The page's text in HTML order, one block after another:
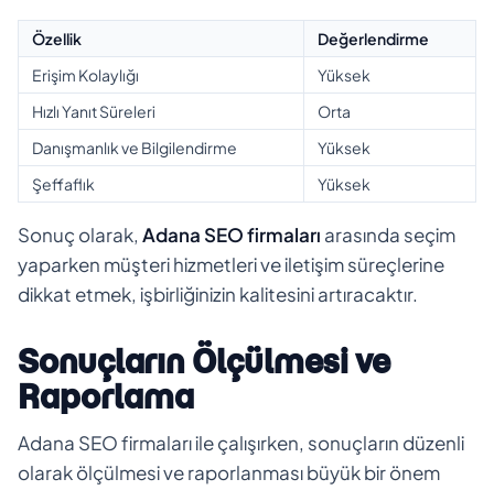
Özellik
Değerlendirme
Erişim Kolaylığı
Yüksek
Hızlı Yanıt Süreleri
Orta
Danışmanlık ve Bilgilendirme
Yüksek
Şeffaflık
Yüksek
Sonuç olarak, Adana SEO firmaları arasında seçim
yaparken müşteri hizmetleri ve iletişim süreçlerine
dikkat etmek, işbirliğinizin kalitesini artıracaktır.
Sonuçların Ölçülmesi ve
Raporlama
Adana SEO firmaları ile çalışırken, sonuçların düzenli
olarak ölçülmesi ve raporlanması büyük bir önem